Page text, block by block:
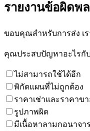
รายงานข้อผิดพ
ขอบคุณสำหรับการส่ง เ
คุณประสบปัญหาอะไรกั
ไม่สามารถใช้ได้อีก
พิกัดแผนที่ไม่ถูกต้อง
ราคาเช่าและราคาข
รูปภาพผิด
มีเนื้อหาลามกอนาจา